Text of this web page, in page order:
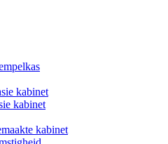
kabinet
kabinet
kabinet